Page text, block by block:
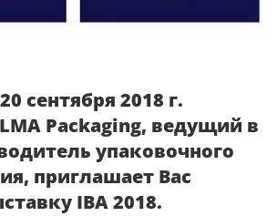
сентября 2018 г.
Packaging, ведущий в
упаковочного
приглашает Вас
IBA 2018.